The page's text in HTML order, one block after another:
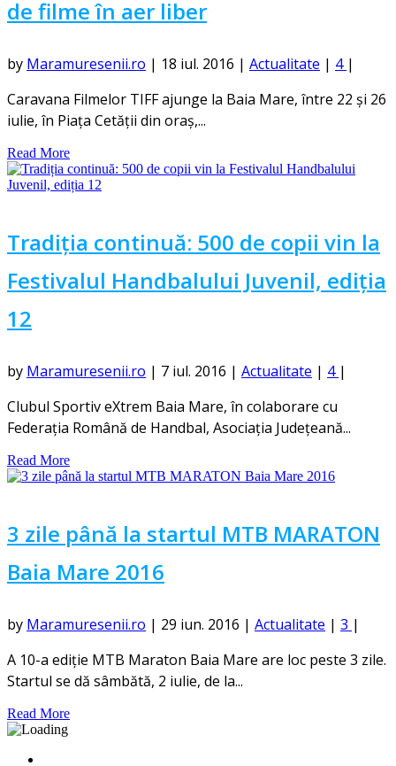
de filme în aer liber
by Maramuresenii.ro | 18 iul. 2016 | Actualitate | 4 |
Caravana Filmelor TIFF ajunge la Baia Mare, între 22 și 26
iulie, în Piața Cetății din oraș,...
Read More
Tradiția continuă: 500 de copii vin la
Festivalul Handbalului Juvenil, ediția
12
by Maramuresenii.ro | 7 iul. 2016 | Actualitate | 4 |
Clubul Sportiv eXtrem Baia Mare, în colaborare cu
Federația Română de Handbal, Asociația Județeană...
Read More
3 zile până la startul MTB MARATON
Baia Mare 2016
by Maramuresenii.ro | 29 iun. 2016 | Actualitate | 3 |
A 10-a ediție MTB Maraton Baia Mare are loc peste 3 zile.
Startul se dă sâmbătă, 2 iulie, de la...
Read More